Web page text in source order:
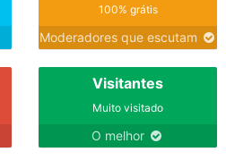
100% grátis
Moderadores que escutam
Visitantes
Muito visitado
O melhor